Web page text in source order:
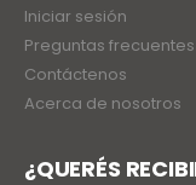
Iniciar sesión
Preguntas frecuentes
Contáctenos
Acerca de nosotros
¿QUERÉS